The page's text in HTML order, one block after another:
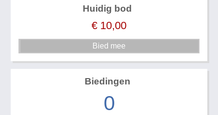
Huidig bod
€ 10,00
Biedingen
0